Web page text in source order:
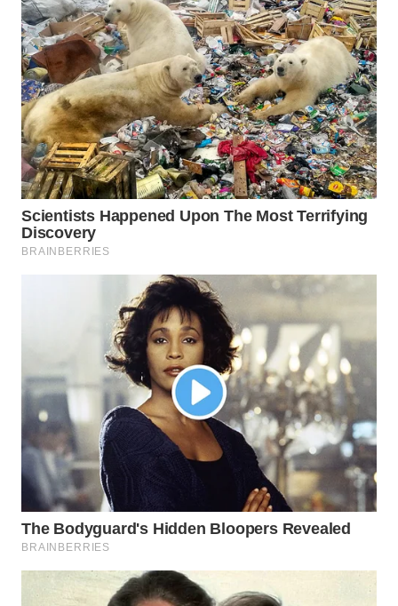
WN
SUKABUMI
WN
PURWAKARTA
WN
PRIANGAN
TIMUR
WN
SEMARANG
BOROBUDUR
WN
MADURA
WN
SURABAYA
WN